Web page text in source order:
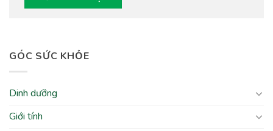
GÓC SỨC KHỎE
Dinh dưỡng
Giới tính